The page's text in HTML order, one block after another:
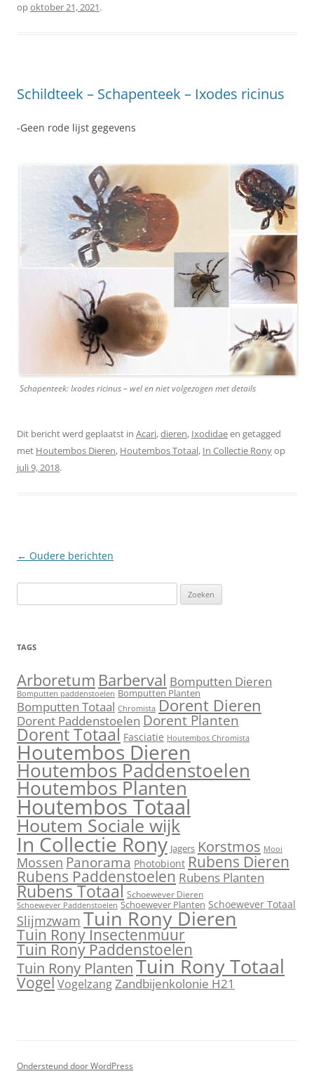
opoktober 21, 2021.
Schildteek – Schapenteek – Ixodes ricinus
-Geen rode lijst gegevens
Schapenteek: Ixodes ricinus – wel en niet volgezogen met details
Dit bericht werd geplaatst in Acari,dieren, Ixodidaeen getagged
met Houtembos Dieren, Houtembos Totaal, In Collectie Ronyop
juli 9, 2018.
Berichtnavigatie
← Oudere berichten
naar:
TAGS
Arboretum Barberval Bomputten Dieren
Bomputten paddenstoelen Bomputten Planten
Bomputten Totaal Chromista Dorent Dieren
Dorent Paddenstoelen Dorent Planten
Dorent Totaal Fasciatie Houtembos Chromista
Houtembos Dieren
Houtembos Paddenstoelen
Houtembos Planten
Houtembos Totaal
Houtem Sociale wijk
In Collectie Rony Jagers Korstmos Mooi
Mossen Panorama Photobiont Rubens Dieren
Rubens Paddenstoelen Rubens Planten
Rubens Totaal Schoewever Dieren
Schoewever Paddenstoelen Schoewever Planten Schoewever Totaal
Slijmzwam Tuin Rony Dieren
Tuin Rony Insectenmuur
Tuin Rony Paddenstoelen
Tuin Rony PlantenTuin Rony Totaal
VogelVogelzangZandbijenkolonie H21
Ondersteund door WordPress